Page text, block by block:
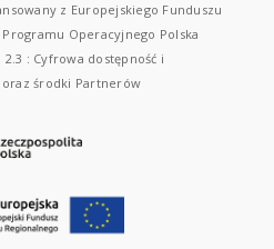
z Europejskiego Funduszu
Operacyjnego Polska
2.3 : Cyfrowa dostępność i
środki Partnerów